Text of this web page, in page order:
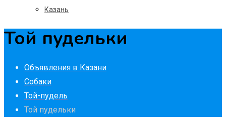
Казань
Той пудельки
Объявления в Казани
Собаки
Той-пудель
Той пудельки